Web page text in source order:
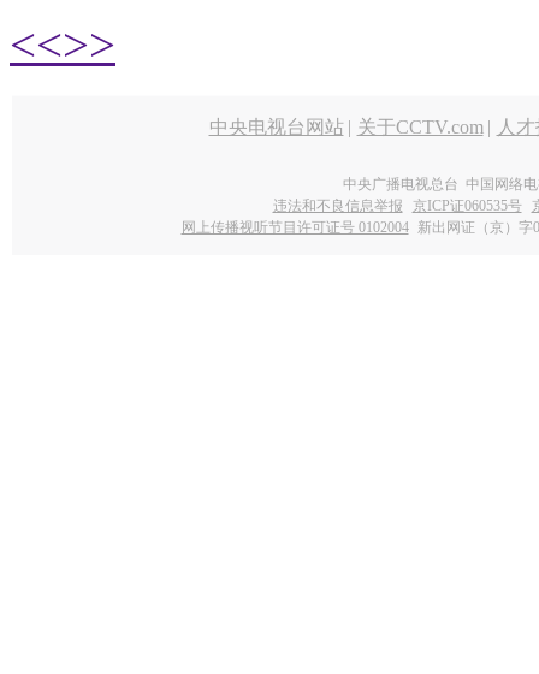
<<>>
中央电视台网站 | 关于CCTV.com | 人
中央广播电视总台 中国网络
违法和不良信息举报
京ICP证060535号
网上传播视听节目许可证号 0102004 新出网证（京）